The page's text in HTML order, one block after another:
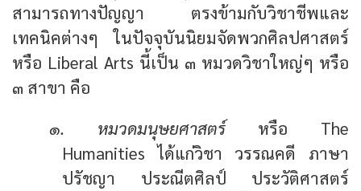
สามารถทางปัญญา ตรงข้ามกับวิชาชีพและ
เทคนิคต่างๆ ในปัจจุบันนิยมจัดพวกศิลปศาสตร์
หรือ Liberal Arts นี้เป็น ๓ หมวดวิชาใหญ่ๆ หรือ
๓ สาขา คือ
๑. หมวดมนุษยศาสตร์หรือ The
Humanities ได้แก่วิชา วรรณคดี ภาษา
ปรัชญา ประณีตศิลป์ ประวัติศาสตร์